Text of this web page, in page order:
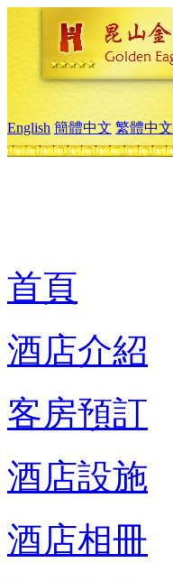
English 簡體中文 繁體中文
首頁
酒店介紹
客房預訂
酒店設施
酒店相冊